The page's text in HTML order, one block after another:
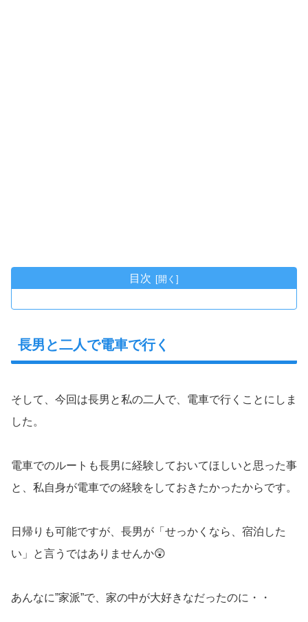
目次
長男と二人で電車で行く
そして、今回は長男と私の二人で、電車で行くことにしま
した。
電車でのルートも長男に経験しておいてほしいと思った事
と、私自身が電車での経験をしておきたかったからです。
日帰りも可能ですが、長男が「せっかくなら、宿泊した
い」と言うではありませんか😲
あんなに”家派”で、家の中が大好きなだったのに・・